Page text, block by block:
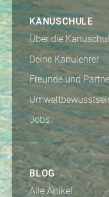
KANUSCHULE
Über die
Deine Kanulehrer
Freunde und
Jobs
BLOG
Alle Artikel